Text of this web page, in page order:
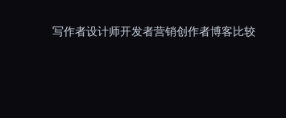
写作者设计师开发者营销创作者博客 比较